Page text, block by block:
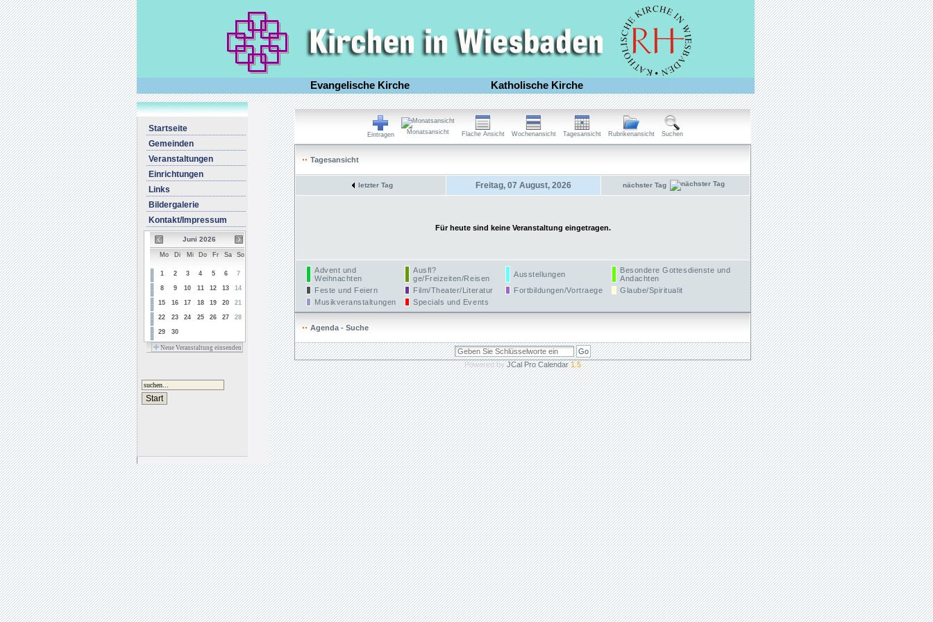
Evangelische Kirche Katholische Kirche
Startseite
Gemeinden
Veranstaltungen
Einrichtungen
Links
Bildergalerie
Kontakt/Impressum
Juni 2026
Mo Di Mi Do Fr Sa So
1 2 3 4 5 6 7
8 9 10 11 12 13 14
15 16 17 18 19 20 21
22 23 24 25 26 27 28
29 30
Neue Veranstaltung einsenden
Eintragen Monatsansicht Flache Ansicht Wochenansicht Tagesansicht Rubrikenansicht Suchen
Tagesansicht
letzter Tag Freitag, 07 August, 2026 nächster Tag
Für heute sind keine Veranstaltung eingetragen.
Advent und
Weihnachten
Ausfl?
ge/Freizeiten/Reisen
Ausstellungen
Besondere Gottesdienste und
Andachten
Feste und Feiern
Film/Theater/Literatur Fortbildungen/Vortraege
Glaube/Spiritualit
Musikveranstaltungen
Specials und Events
Agenda - Suche
Powered byJCal Pro Calendar1.5